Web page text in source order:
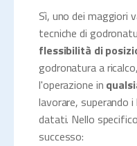
Sì, uno dei maggiori
tecniche di
flessibilità di
godronatura a
l'operazione in
lavorare, superando
datati. Nello
successo: